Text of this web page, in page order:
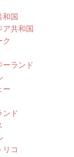
和国
ア共和国
ク
ーランド
ー
ンド
リコ